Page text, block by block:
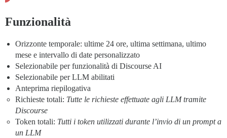
Funzionalità
Orizzonte temporale: ultime 24 ore, ultima settimana, ultimo
mese e intervallo di date personalizzato
Selezionabile per funzionalità di Discourse AI
Selezionabile per LLM abilitati
Anteprima riepilogativa
Richieste totali: Tutte le richieste effettuate agli LLM tramite
Discourse
Token totali: Tutti i token utilizzati durante l’invio di un prompt a
un LLM